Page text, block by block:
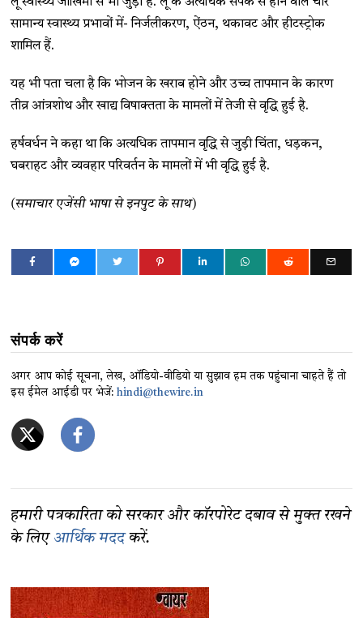
सामान्य स्वास्थ्य प्रभावों में- निर्जलीकरण, ऐंठन, थकावट और हीटस्ट्रोक
शामिल हैं.
यह भी पता चला है कि भोजन के खराब होने और उच्च तापमान के कारण
तीव्र आंत्रशोथ और खाद्य विषाक्तता के मामलों में तेजी से वृद्धि हुई है.
हर्षवर्धन ने कहा था कि अत्यधिक तापमान वृद्धि से जुड़ी चिंता, धड़कन,
घबराहट और व्यवहार परिवर्तन के मामलों में भी वृद्धि हुई है.
(समाचार एजेंसी भाषा से इनपुट के साथ)
संपर्क करें
अगर आप कोई सूचना, लेख, ऑडियो-वीडियो या सुझाव हम तक पहुंचाना चाहते हैं तो
इस ईमेल आईडी पर भेजें:hindi@thewire.in
हमारी पत्रकारिता को सरकार और कॉरपोरेट दबाव से मुक्त रखने
के लिए आर्थिक मददकरें.